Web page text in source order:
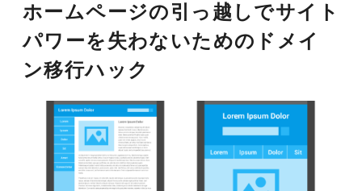
ホームページの引っ越しでサイト
パワーを失わないためのドメイ
ン移行ハック